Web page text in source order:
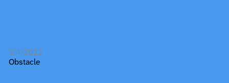
3/4/2022
Obstacle